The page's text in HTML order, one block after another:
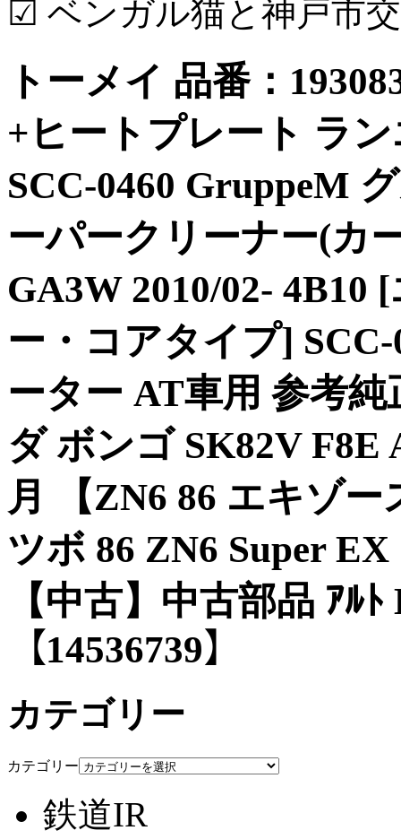
☑ ベンガル猫と神戸市
トーメイ 品番：
+ヒートプレート ラン
SCC-0460 GruppeM
ーパークリーナー(カ
GA3W 2010/02- 4B10
ー・コアタイプ]
ーター AT車用 参考純
ダ ボンゴ SK82V F8E
月 【ZN6 86 エキゾ
ツボ 86 ZN6 Super
【中古】中古部品 ｱﾙ
【14536739】
カテゴリー
カテゴリー
鉄道IR